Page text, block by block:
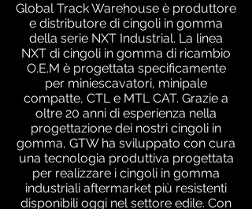
Global Track Warehouse è produttore
e distributore di cingoli in gomma
della serie NXT Industrial. La linea
NXT di cingoli in gomma di ricambio
O.E.M è progettata specificamente
per miniescavatori, minipale
compatte, CTL e MTL CAT. Grazie a
oltre 20 anni di esperienza nella
progettazione dei nostri cingoli in
gomma, GTW ha sviluppato con cura
una tecnologia produttiva progettata
per realizzare i cingoli in gomma
industriali aftermarket più resistenti
disponibili oggi nel settore edile. Con